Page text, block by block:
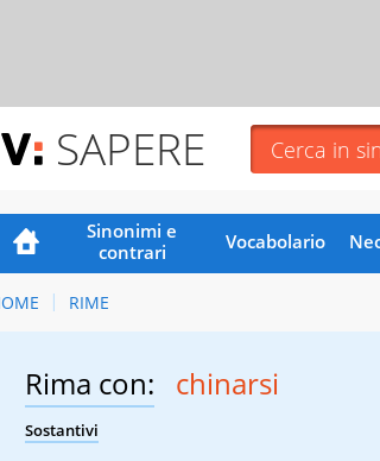
SAPERE
Sinonimi e
contrari
Vocabolario
RIME
Rima con: chinarsi
Sostantivi